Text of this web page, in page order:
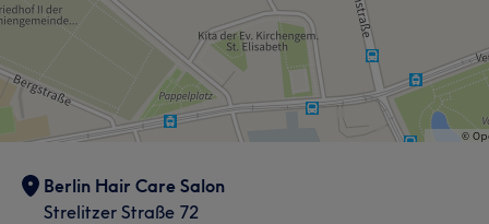
Berlin Hair Care Salon
Strelitzer Straße 72